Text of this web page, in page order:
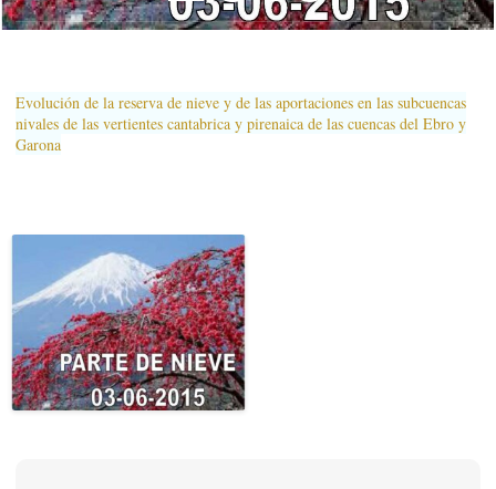
Evolución de la reserva de nieve y de las aportaciones en las subcuencas
nivales de las vertientes cantabrica y pirenaica de las cuencas del Ebro y
Garona